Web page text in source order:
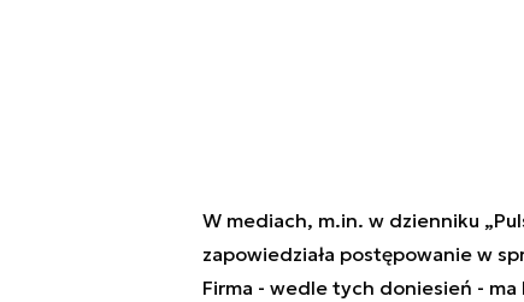
W mediach, m.in. w dzienniku
zapowiedziała postępowanie w
Firma - wedle tych doniesień -